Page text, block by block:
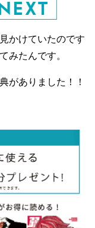
かけていたのです
みたんです。
がありました！！